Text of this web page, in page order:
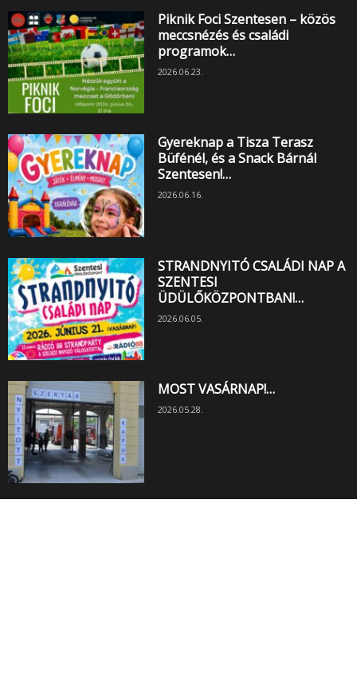
Piknik Foci Szentesen – közös
meccsnézés és családi
programok…
2026.06.23.
Gyereknap a Tisza Terasz
Büfénél, és a Snack Bárnál
Szentesen!…
2026.06.16.
STRANDNYITÓ CSALÁDI NAP A
SZENTESI
ÜDÜLŐKÖZPONTBAN!…
2026.06.05.
MOST VASÁRNAP!…
2026.05.28.